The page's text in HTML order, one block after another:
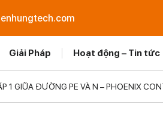
Giải Pháp Hoạt động – Tin tức
GIỮA ĐƯỜNG PE VÀ N – PHOENIX